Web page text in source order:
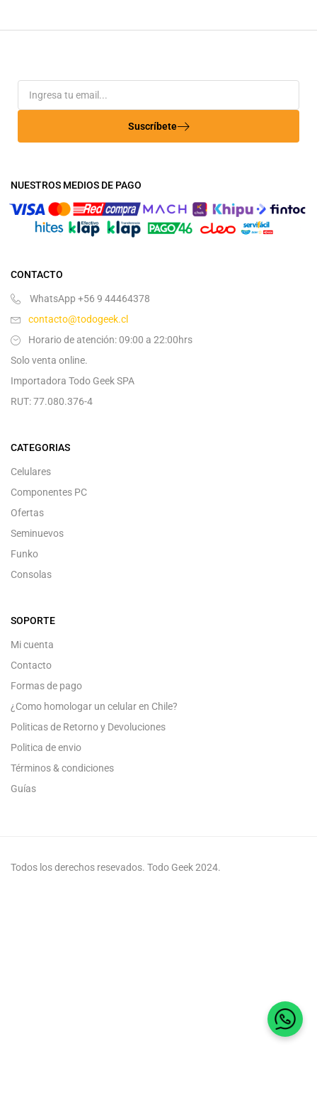
Suscríbete
NUESTROS MEDIOS DE PAGO
CONTACTO
WhatsApp +56 9 44464378
contacto@todogeek.cl
Horario de atención: 09:00 a 22:00hrs
Solo venta online.
Importadora Todo Geek SPA
RUT: 77.080.376-4
CATEGORIAS
Celulares
Componentes PC
Ofertas
Seminuevos
Funko
Consolas
SOPORTE
Mi cuenta
Contacto
Formas de pago
¿Como homologar un celular en Chile?
Politicas de Retorno y Devoluciones
Politica de envio
Términos & condiciones
Guías
Todos los derechos resevados. Todo Geek 2024.
Habla